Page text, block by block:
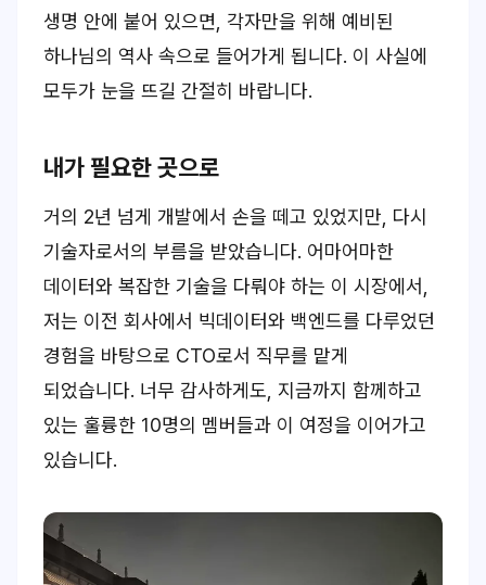
생명 안에 붙어 있으면, 각자만을 위해 예비된
하나님의 역사 속으로 들어가게 됩니다. 이 사실에
모두가 눈을 뜨길 간절히 바랍니다.
내가 필요한 곳으로
거의 2년 넘게 개발에서 손을 떼고 있었지만, 다시
기술자로서의 부름을 받았습니다. 어마어마한
데이터와 복잡한 기술을 다뤄야 하는 이 시장에서,
저는 이전 회사에서 빅데이터와 백엔드를 다루었던
경험을 바탕으로 CTO로서 직무를 맡게
되었습니다. 너무 감사하게도, 지금까지 함께하고
있는 훌륭한 10명의 멤버들과 이 여정을 이어가고
있습니다.